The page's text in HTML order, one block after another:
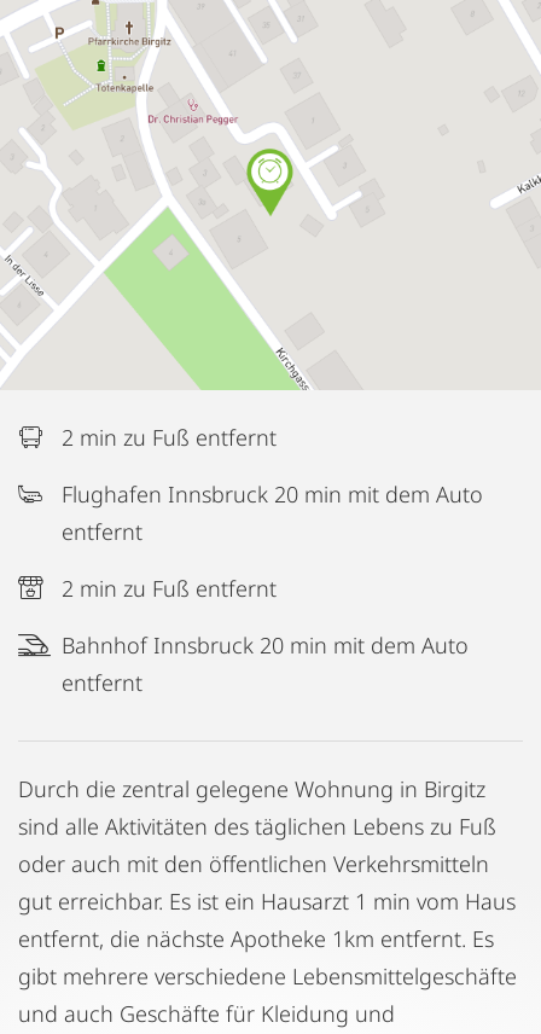
2 min zu Fuß entfernt
Flughafen Innsbruck 20 min mit dem Auto
entfernt
2 min zu Fuß entfernt
Bahnhof Innsbruck 20 min mit dem Auto
entfernt
Durch die zentral gelegene Wohnung in Birgitz
sind alle Aktivitäten des täglichen Lebens zu Fuß
oder auch mit den öffentlichen Verkehrsmitteln
gut erreichbar. Es ist ein Hausarzt 1 min vom Haus
entfernt, die nächste Apotheke 1km entfernt. Es
gibt mehrere verschiedene Lebensmittelgeschäfte
und auch Geschäfte für Kleidung und